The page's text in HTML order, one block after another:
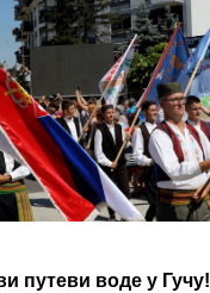
путеви воде у Гучу!